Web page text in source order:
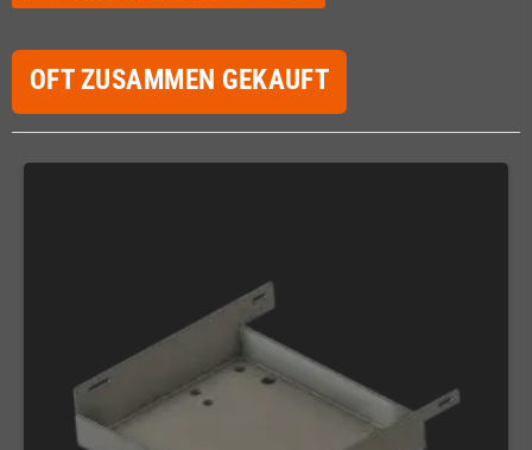
OFT ZUSAMMEN GEKAUFT